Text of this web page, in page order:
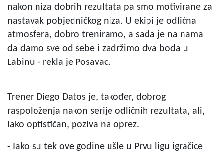
nakon niza dobrih rezultata pa smo motivirane za
nastavak pobjedničkog niza. U ekipi je odlična
atmosfera, dobro treniramo, a sada je na nama
da damo sve od sebe i zadržimo dva boda u
Labinu - rekla je Posavac.
Trener Diego Datos je, također, dobrog
raspoloženja nakon serije odličnih rezultata, ali,
iako optističan, poziva na oprez.
- Iako su tek ove godine ušle u Prvu ligu igračice